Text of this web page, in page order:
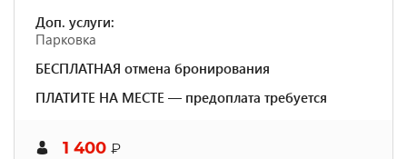
Доп. услуги:
Парковка
БЕСПЛАТНАЯ отмена бронирования
ПЛАТИТЕ НА МЕСТЕ — предоплата требуется
1 400 ₽